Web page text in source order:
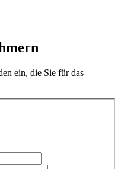
ein, die Sie für das